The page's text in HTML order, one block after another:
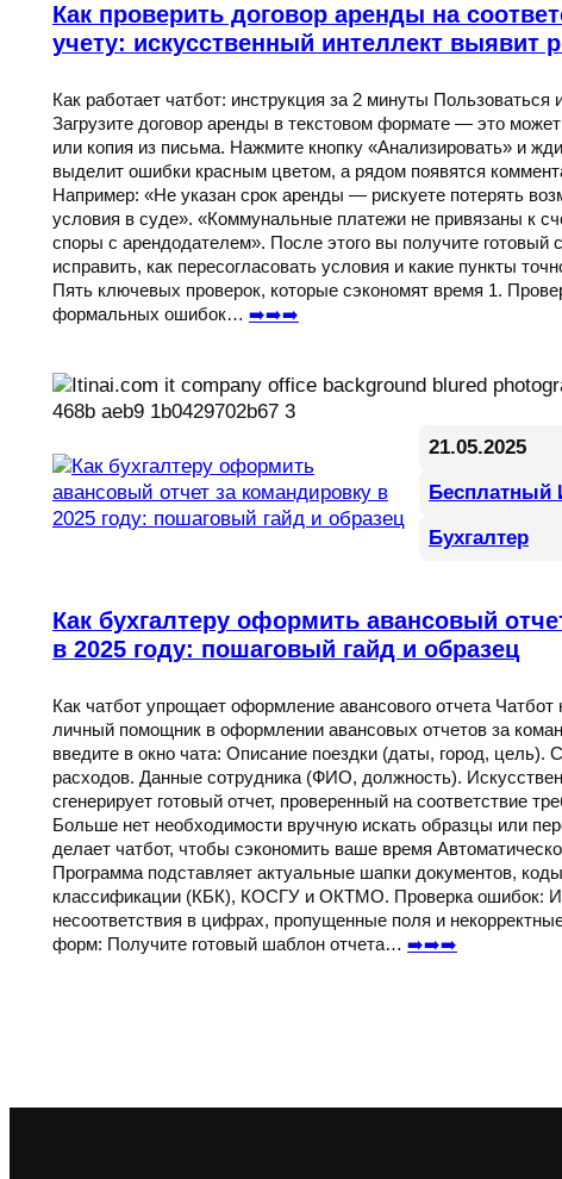
Как проверить договор аренды на
учету: искусственный интеллект выявит
Как работает чатбот: инструкция за 2 минуты Пользоваться
Загрузите договор аренды в текстовом формате — это
или копия из письма. Нажмите кнопку «Анализировать» и
выделит ошибки красным цветом, а рядом появятся
Например: «Не указан срок аренды — рискуете потерять
условия в суде». «Коммунальные платежи не привязаны к
споры с арендодателем». После этого вы получите готовый
исправить, как пересогласовать условия и какие пункты
Пять ключевых проверок, которые сэкономят время 1.
формальных ошибок… ➡️➡️➡️
21.05.2025
Бесплатный
Бухгалтер
Как бухгалтеру оформить авансовый
в 2025 году: пошаговый гайд и образец
Как чатбот упрощает оформление авансового отчета
личный помощник в оформлении авансовых отчетов за
введите в окно чата: Описание поездки (даты, город, цель).
расходов. Данные сотрудника (ФИО, должность).
сгенерирует готовый отчет, проверенный на соответствие
Больше нет необходимости вручную искать образцы или
делает чатбот, чтобы сэкономить ваше время
Программа подставляет актуальные шапки документов,
классификации (КБК), КОСГУ и ОКТМО. Проверка ошибок:
несоответствия в цифрах, пропущенные поля и
форм: Получите готовый шаблон отчета… ➡️➡️➡️